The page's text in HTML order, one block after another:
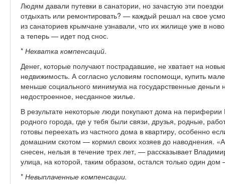
Людям давали путевки в санатории, но зачастую эти
отдыхать или ремонтировать? — каждый решал на свое
из санаториев крымчане узнавали, что их жилище уже в
а теперь — идет под снос.
* Нехватка компенсаций.
Денег, которые получают пострадавшие, не хватает на
недвижимость. А согласно условиям госпомощи, купить
меньше социального минимума на государственные деньги
недостроенное, несданное жилье.
В результате некоторые люди покупают дома на периферии
родного города, где у тебя были связи, друзья, родные,
готовы переехать из частного дома в квартиру, особенно
домашним скотом — кормил своих хозяев до наводнения.
снесен, нельзя в течение трех лет, — рассказывает
улица, на которой, таким образом, остался только один
* Невыплаченные компенсации.